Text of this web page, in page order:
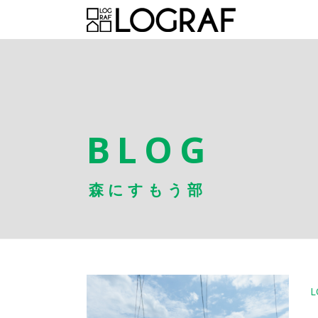
BLOG
森にすもう部